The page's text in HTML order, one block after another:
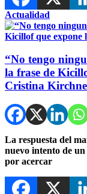
Actualidad
“No tengo
la frase de
Cristina
La respuesta del
nuevo intento de
por acercar